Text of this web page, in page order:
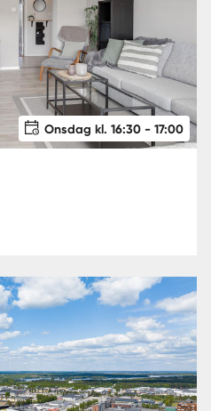
Onsdag kl. 16:30 - 17:00